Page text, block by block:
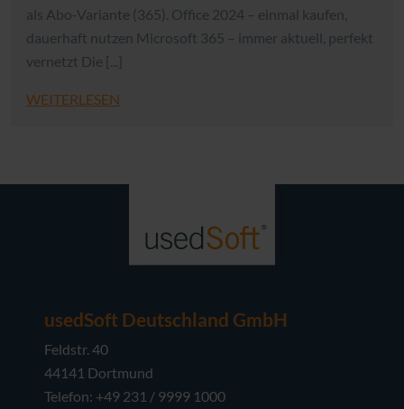
als Abo-Variante (365). Office 2024 – einmal kaufen,
dauerhaft nutzen Microsoft 365 – immer aktuell, perfekt
vernetzt Die [...]
WEITERLESEN
usedSoft Deutschland GmbH
Feldstr. 40
44141 Dortmund
Telefon: +49 231 / 9999 1000